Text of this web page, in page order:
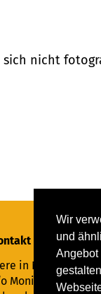
Wir
und
Angebot
nicht
in Not Saar e.V.
Monika Ewen